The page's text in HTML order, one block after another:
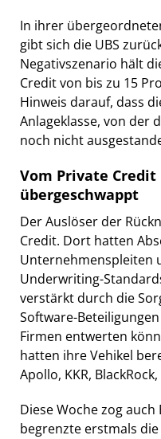
In ihrer
gibt sich die UBS
Negativszenario hält
Credit von bis zu 15
Hinweis darauf, dass
Anlageklasse, von der
noch nicht
Vom Private
übergeschwappt
Der Auslöser der
Credit. Dort hatten
Unternehmenspleiten
Underwriting-
verstärkt durch die
Software-
Firmen entwerten
hatten ihre Vehikel
Apollo, KKR,
Diese Woche zog
begrenzte erstmals